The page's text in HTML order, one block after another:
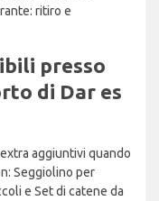
ritiro e
presso
di Dar es
aggiuntivi quando
Seggiolino per
e Set di catene da